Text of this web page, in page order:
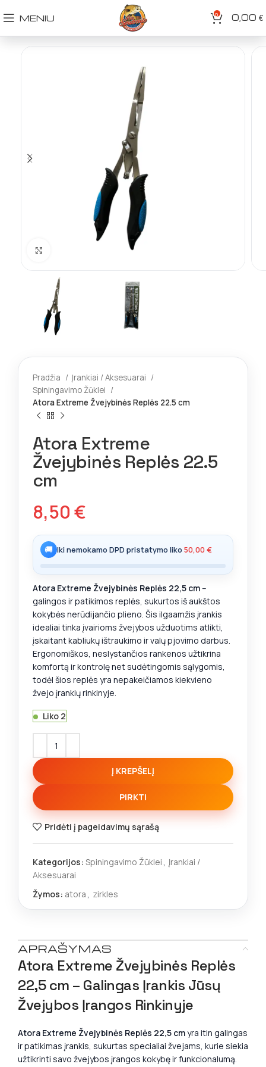
MENIU 0 0,00 €
Spustelėkite norėdami padidinti
Pradžia
Įrankiai / Aksesuarai
Spiningavimo Žūklei
Atora Extreme Žvejybinės Replės 22.5 cm
Atora Extreme
Žvejybinės Replės 22.5
cm
8,50€
🚚 Iki nemokamo DPD pristatymo liko 50,00€
Atora Extreme Žvejybinės Replės 22,5 cm–
galingos ir patikimos replės, sukurtos iš aukštos
kokybės nerūdijančio plieno. Šis ilgaamžis įrankis
idealiai tinka įvairioms žvejybos užduotims atlikti,
įskaitant kabliukų ištraukimo ir valų pjovimo darbus.
Ergonomiškos, neslystančios rankenos užtikrina
komfortą ir kontrolę net sudėtingomis sąlygomis,
todėl šios replės yra nepakeičiamos kiekvieno
žvejo įrankių rinkinyje.
Liko 2
Į KREPŠELĮ
PIRKTI
Pridėti į pageidavimų sąrašą
Kategorijos: Spiningavimo Žūklei, Įrankiai /
Aksesuarai
Žymos: atora, zirkles
APRAŠYMAS
Atora Extreme Žvejybinės Replės
22,5 cm – Galingas Įrankis Jūsų
Žvejybos Įrangos Rinkinyje
Atora Extreme Žvejybinės Replės 22,5 cmyra itin galingas
ir patikimas įrankis, sukurtas specialiai žvejams, kurie siekia
užtikrinti savo žvejybos įrangos kokybę ir funkcionalumą.